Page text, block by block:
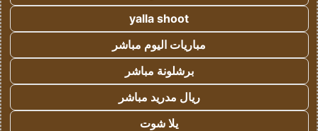
yalla shoot
مباريات اليوم مباشر
برشلونة مباشر
ريال مدريد مباشر
يلا شوت